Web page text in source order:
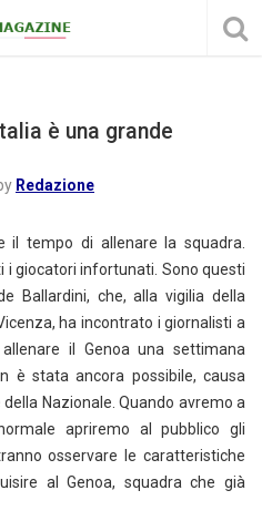
è una grande
Redazione
il tempo di allenare la squadra.
i giocatori infortunati. Sono questi
Ballardini, che, alla vigilia della
ha incontrato i giornalisti a
il Genoa una settimana
è stata ancora possibile, causa
Nazionale. Quando avremo a
apriremo al pubblico gli
osservare le caratteristiche
al Genoa, squadra che già